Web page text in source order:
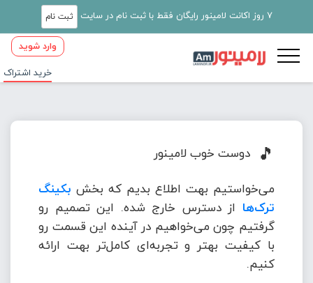
7 روز اکانت لامینور رایگان فقط با ثبت نام در سایت ثبت نام
وارد شوید
خرید اشتراک
🎵 دوست خوب لامینور
می‌خواستیم بهت اطلاع بدیم که بخش بکینگ
ترک‌ها از دسترس خارج شده. این تصمیم رو
گرفتیم چون می‌خواهیم در آینده این قسمت رو
با کیفیت بهتر و تجربه‌ای کامل‌تر بهت ارائه
کنیم.